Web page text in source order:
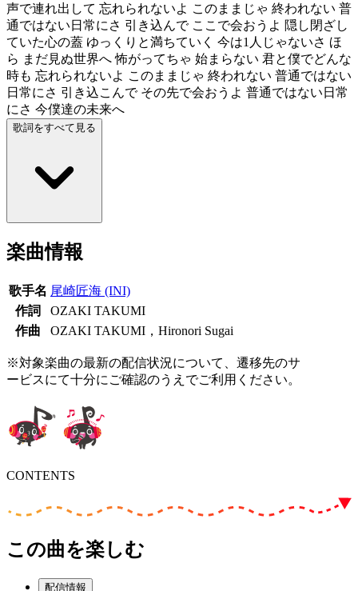
声で連れ出して 忘れられないよ このままじゃ 終われない 普
通ではない日常にさ 引き込んで ここで会おうよ 隠し閉ざし
ていた心の蓋 ゆっくりと満ちていく 今は1人じゃないさ ほ
ら まだ見ぬ世界へ 怖がってちゃ 始まらない 君と僕でどんな
時も 忘れられないよ このままじゃ 終われない 普通ではない
日常にさ 引き込こんで その先で会おうよ 普通ではない日常
にさ 今僕達の未来へ
歌詞をすべて見る
楽曲情報
歌手名 尾崎匠海 (INI)
作詞
OZAKI TAKUMI
作曲
OZAKI TAKUMI，Hironori Sugai
※対象楽曲の最新の配信状況について、遷移先のサ
ービスにて十分にご確認のうえでご利用ください。
CONTENTS
この曲を楽しむ
配信情報